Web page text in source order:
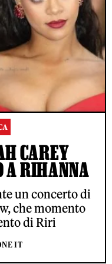
CAREY
A RIHANNA
un concerto di
che momento
di Riri
IT